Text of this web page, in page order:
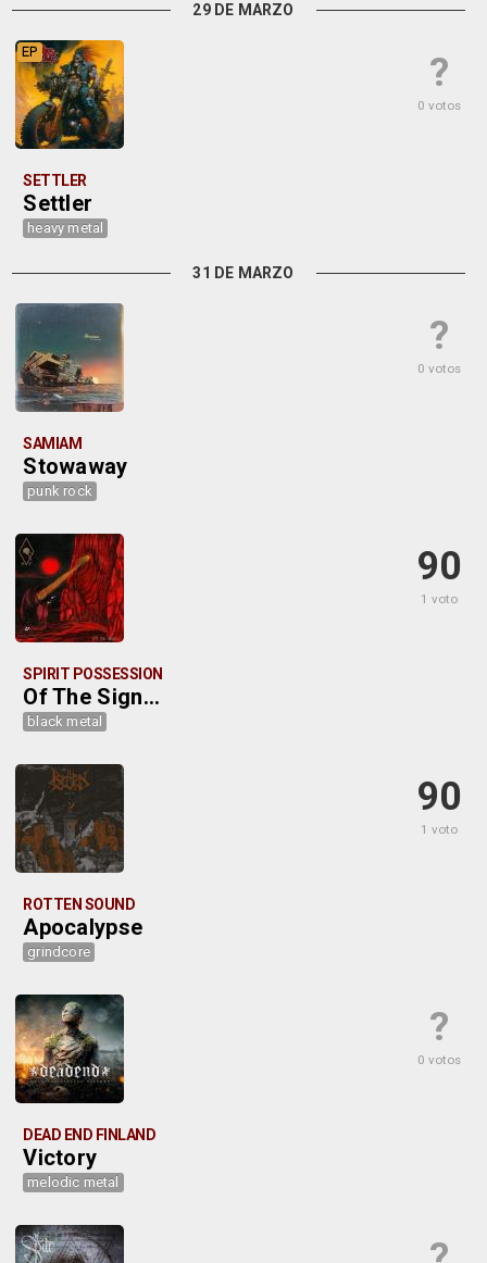
29 DE MARZO
?
0 votos
EP
SETTLER
Settler
heavy metal
31 DE MARZO
?
0 votos
SAMIAM
Stowaway
punk rock
90
1 voto
SPIRIT POSSESSION
Of The Sign...
black metal
90
1 voto
ROTTEN SOUND
Apocalypse
grindcore
?
0 votos
DEAD END FINLAND
Victory
melodic metal